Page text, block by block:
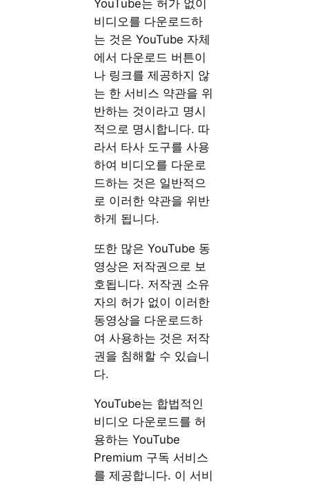
YouTube는 허가 없이
비디오를 다운로드하
는 것은 YouTube 자체
에서 다운로드 버튼이
나 링크를 제공하지 않
는 한 서비스 약관을 위
반하는 것이라고 명시
적으로 명시합니다. 따
라서 타사 도구를 사용
하여 비디오를 다운로
드하는 것은 일반적으
로 이러한 약관을 위반
하게 됩니다.
또한 많은 YouTube 동
영상은 저작권으로 보
호됩니다. 저작권 소유
자의 허가 없이 이러한
동영상을 다운로드하
여 사용하는 것은 저작
권을 침해할 수 있습니
다.
YouTube는 합법적인
비디오 다운로드를 허
용하는 YouTube
Premium 구독 서비스
를 제공합니다. 이 서비